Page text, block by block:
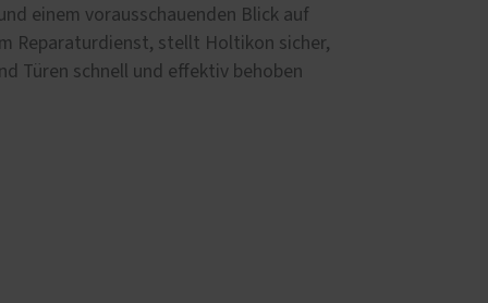
einem vorausschauenden Blick auf
Reparaturdienst, stellt Holtikon sicher,
Türen schnell und effektiv behoben